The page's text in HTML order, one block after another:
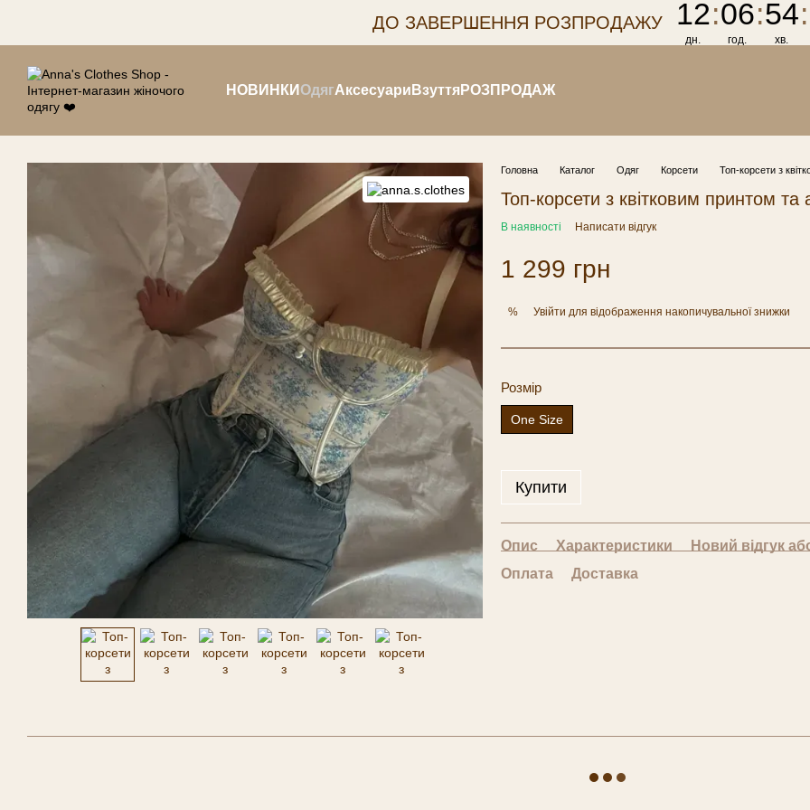
ДО ЗАВЕРШЕННЯ РОЗПРОДАЖУ 12:06:54:
дн. год. хв.
НОВИНКИ ОдягАксесуари ВзуттяРОЗПРОДАЖ
Головна Каталог Одяг Корсети Топ-корсети з
Топ-корсети з квітковим принтом та
В наявності Написати відгук
1 299 грн
% Увійти для відображення накопичувальної знижки
Розмір
One Size
Купити
Опис Характеристики
Новий відгук
Оплата
Доставка